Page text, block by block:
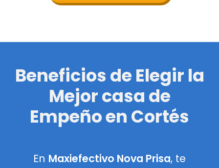
Beneficios de Elegir la
Mejor casa de
Empeño en Cortés
En Maxiefectivo Nova Prisa, te